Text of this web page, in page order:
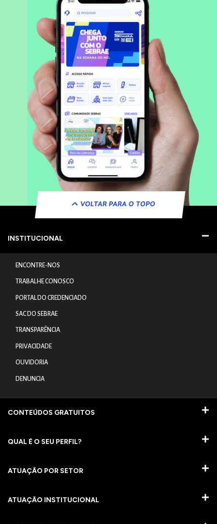
VOLTAR PARA O TOPO
INSTITUCIONAL
ENCONTRE-NOS
TRABALHE CONOSCO
PORTAL DO CREDENCIADO
SAC DO SEBRAE
TRANSPARÊNCIA
PRIVACIDADE
OUVIDORIA
DENUNCIA
CONTEÚDOS GRATUITOS
QUAL É O SEU PERFIL?
ATUAÇÃO POR SETOR
ATUAÇÃO INSTITUCIONAL